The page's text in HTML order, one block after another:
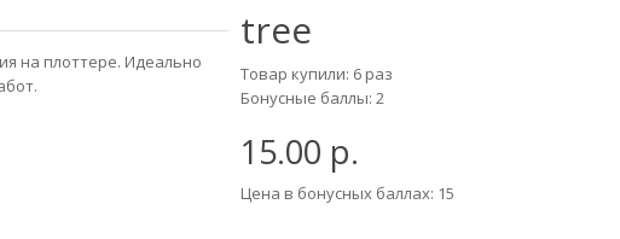
на плоттере. Идеально
tree
Товар купили: 6 раз
Бонусные баллы: 2
15.00 р.
Цена в бонусных баллах: 15